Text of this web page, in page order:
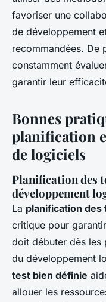
favoriser une
de développement
recommandées. De
constamment
garantir leur
Bonnes
planification
de logiciels
Planification des
développement
La planification des
critique pour
doit débuter dès les
du développement
test bien définie
allouer les